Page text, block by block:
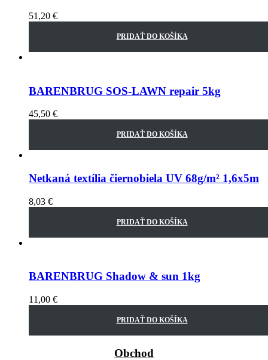
51,20 €
PRIDAŤ DO KOŠÍKA
BARENBRUG SOS-LAWN repair 5kg
45,50 €
PRIDAŤ DO KOŠÍKA
Netkaná textília čiernobiela UV 68g/m² 1,6x5m
8,03 €
PRIDAŤ DO KOŠÍKA
BARENBRUG Shadow & sun 1kg
11,00 €
PRIDAŤ DO KOŠÍKA
Obchod